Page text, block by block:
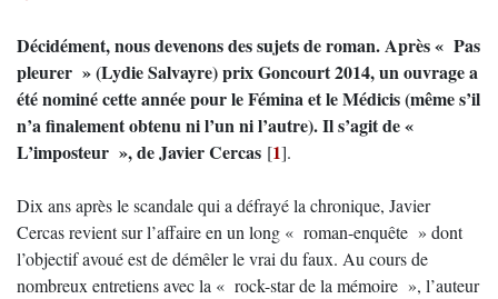
Décidément, nous devenons des sujets de roman. Après « Pas
pleurer » (Lydie Salvayre) prix Goncourt 2014, un ouvrage a
été nominé cette année pour le Fémina et le Médicis (même s’il
n’a finalement obtenu ni l’un ni l’autre). Il s’agit de «
L’imposteur », de Javier Cercas [1].
Dix ans après le scandale qui a défrayé la chronique, Javier
Cercas revient sur l’affaire en un long « roman-enquête » dont
l’objectif avoué est de démêler le vrai du faux. Au cours de
nombreux entretiens avec la « rock-star de la mémoire », l’auteur